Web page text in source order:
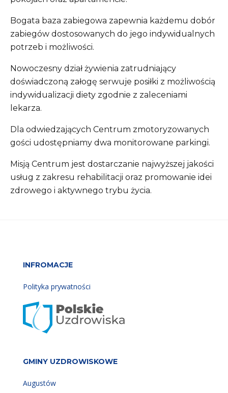
Bogata baza zabiegowa zapewnia każdemu dobór
zabiegów dostosowanych do jego indywidualnych
potrzeb i możliwości.
Nowoczesny dział żywienia zatrudniający
doświadczoną załogę serwuje posiłki z możliwością
indywidualizacji diety zgodnie z zaleceniami
lekarza.
Dla odwiedzających Centrum zmotoryzowanych
gości udostępniamy dwa monitorowane parkingi.
Misją Centrum jest dostarczanie najwyższej jakości
usług z zakresu rehabilitacji oraz promowanie idei
zdrowego i aktywnego trybu życia.
INFROMACJE
Polityka prywatności
GMINY UZDROWISKOWE
Augustów